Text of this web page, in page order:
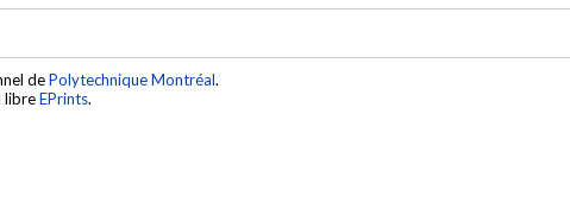
dePolytechnique Montréal.
libreEPrints.